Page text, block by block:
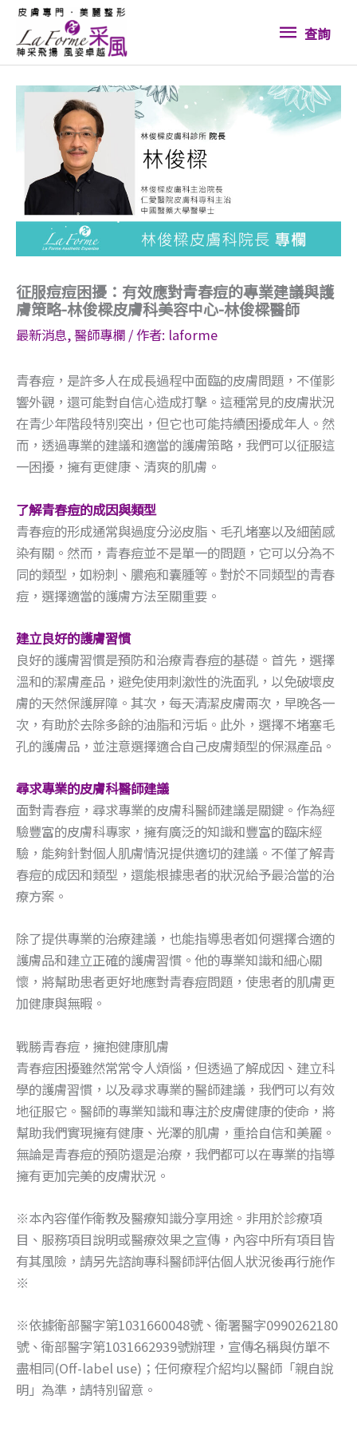
查
詢
查詢
征服痘痘困擾：有效應對青春痘的專業建議與護
膚策略-林俊樑皮膚科美容中心-林俊樑醫師
最新消息,醫師專欄 / 作者: laforme
青春痘，是許多人在成長過程中面臨的皮膚問題，不僅影
響外觀，還可能對自信心造成打擊。這種常見的皮膚狀況
在青少年階段特別突出，但它也可能持續困擾成年人。然
而，透過專業的建議和適當的護膚策略，我們可以征服這
一困擾，擁有更健康、清爽的肌膚。
了解青春痘的成因與類型
青春痘的形成通常與過度分泌皮脂、毛孔堵塞以及細菌感
染有關。然而，青春痘並不是單一的問題，它可以分為不
同的類型，如粉刺、膿疱和囊腫等。對於不同類型的青春
痘，選擇適當的護膚方法至關重要。
建立良好的護膚習慣
良好的護膚習慣是預防和治療青春痘的基礎。首先，選擇
溫和的潔膚產品，避免使用刺激性的洗面乳，以免破壞皮
膚的天然保護屏障。其次，每天清潔皮膚兩次，早晚各一
次，有助於去除多餘的油脂和污垢。此外，選擇不堵塞毛
孔的護膚品，並注意選擇適合自己皮膚類型的保濕產品。
尋求專業的皮膚科醫師建議
面對青春痘，尋求專業的皮膚科醫師建議是關鍵。作為經
驗豐富的皮膚科專家，擁有廣泛的知識和豐富的臨床經
驗，能夠針對個人肌膚情況提供適切的建議。不僅了解青
春痘的成因和類型，還能根據患者的狀況給予最洽當的治
療方案。
除了提供專業的治療建議，也能指導患者如何選擇合適的
護膚品和建立正確的護膚習慣。他的專業知識和細心關
懷，將幫助患者更好地應對青春痘問題，使患者的肌膚更
加健康與無暇。
戰勝青春痘，擁抱健康肌膚
青春痘困擾雖然常常令人煩惱，但透過了解成因、建立科
學的護膚習慣，以及尋求專業的醫師建議，我們可以有效
地征服它。醫師的專業知識和專注於皮膚健康的使命，將
幫助我們實現擁有健康、光澤的肌膚，重拾自信和美麗。
無論是青春痘的預防還是治療，我們都可以在專業的指導
擁有更加完美的皮膚狀況。
※本內容僅作衛教及醫療知識分享用途。非用於診療項
目、服務項目說明或醫療效果之宣傳，內容中所有項目皆
有其風險，請另先諮詢專科醫師評估個人狀況後再行施作
※
※依據衛部醫字第1031660048號、衛署醫字0990262180
號、衛部醫字第1031662939號辦理，宣傳名稱與仿單不
盡相同(Off-label use)；任何療程介紹均以醫師「親自說
明」為準，請特別留意。